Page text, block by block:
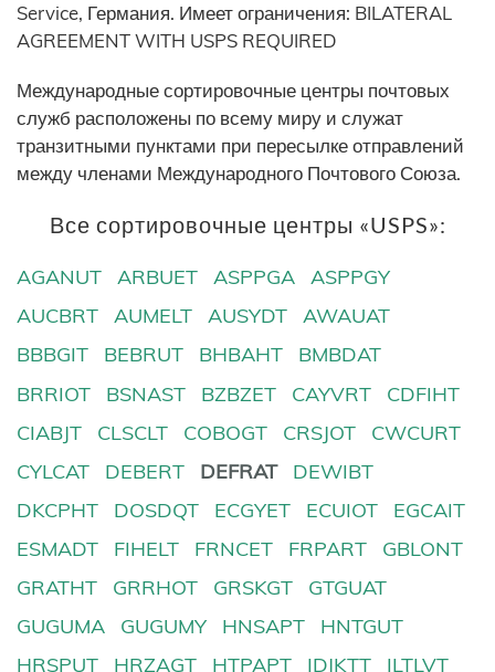
Service, Германия. Имеет ограничения: BILATERAL
AGREEMENT WITH USPS REQUIRED
Международные сортировочные центры почтовых
служб расположены по всему миру и служат
транзитными пунктами при пересылке отправлений
между членами Международного Почтового Союза.
Все сортировочные центры «USPS»:
AGANUT ARBUET ASPPGA
ASPPGY
AUCBRT
AUMELT AUSYDT
AWAUAT
BBBGIT
BEBRUT BHBAHT
BMBDAT
BRRIOT
BSNAST BZBZET CAYVRT
CDFIHT
CIABJT
CLSCLT COBOGT CRSJOT
CWCURT
CYLCAT
DEBERT DEFRAT
DEWIBT
DKCPHT
DOSDQT ECGYET ECUIOT
EGCAIT
ESMADT
FIHELT FRNCET FRPART
GBLONT
GRATHT
GRRHOT GRSKGT
GTGUAT
GUGUMA
GUGUMY HNSAPT
HNTGUT
HRSPUT
HRZAGT HTPAPT IDJKTT ILTLVT